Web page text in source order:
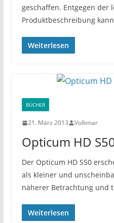
geschaffen. Entgegen der
Produktbeschreibung
Weiterlesen
BÜCHER
21. März 2013 Volkmar
Opticum HD
Der Opticum HD S50
als kleiner und
näherer Betrachtung und
Weiterlesen